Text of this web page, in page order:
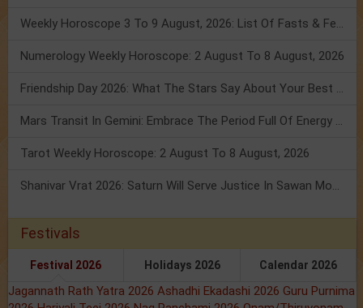
Weekly Horoscope 3 To 9 August, 2026: List Of Fasts & Festivals
Numerology Weekly Horoscope: 2 August To 8 August, 2026
Friendship Day 2026: What The Stars Say About Your Best Friend!
Mars Transit In Gemini: Embrace The Period Full Of Energy & Intelligence
Tarot Weekly Horoscope: 2 August To 8 August, 2026
Shanivar Vrat 2026: Saturn Will Serve Justice In Sawan Month!
Festivals
Festival 2026 Holidays 2026 Calendar 2026
Jagannath Rath Yatra 2026 Ashadhi Ekadashi 2026 Guru Purnima